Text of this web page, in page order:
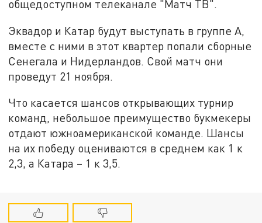
общедоступном телеканале "Матч ТВ".
Эквадор и Катар будут выступать в группе A,
вместе с ними в этот квартер попали сборные
Сенегала и Нидерландов. Свой матч они
проведут 21 ноября.
Что касается шансов открывающих турнир
команд, небольшое преимущество букмекеры
отдают южноамериканской команде. Шансы
на их победу оцениваются в среднем как 1 к
2,3, а Катара – 1 к 3,5.